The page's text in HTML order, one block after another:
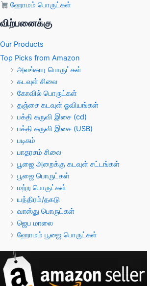
ஹோமம் பொருட்கள்
விற்பனைக்கு
Our Products
Top Picks from Amazon
அலங்கார பொருட்கள்
கடவுள் சிலை
கோவில் பொருட்கள்
தஞ்சை கடவுள் ஓவியங்கள்
பக்தி கருவி இசை (cd)
பக்தி கருவி இசை (USB)
படிகம்
பாதரசம் சிலை
பூஜை அறைக்கு கடவுள் சட்டங்கள்
பூஜை பொருட்கள்
மற்ற பொருட்கள்
யந்திரம்/தகடு
வாஸ்து பொருட்கள்
ஜெப மாலை
ஹோமம் பூஜை பொருட்கள்